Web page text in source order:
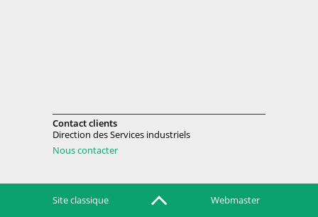
Contact clients
Direction des Services industriels
Nous contacter
Site classique Webmaster